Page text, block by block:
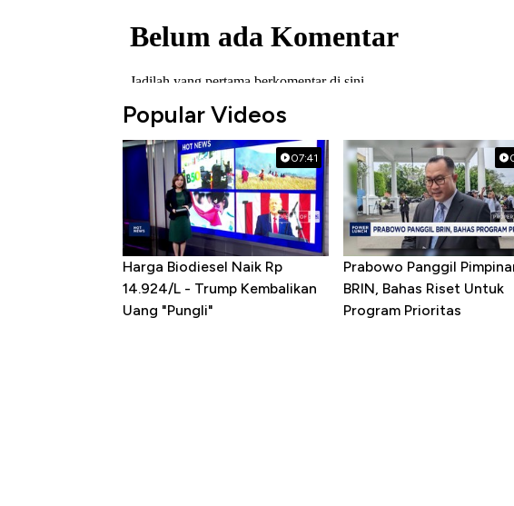
Popular Videos
07:41
Harga Biodiesel Naik Rp
14.924/L - Trump Kembalikan
Uang "Pungli"
Prabowo Panggil
BRIN, Bahas Riset Untuk
Program Prioritas